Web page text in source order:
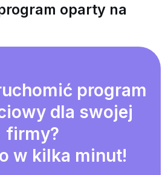
oparty na
program
dla swojej
firmy?
w kilka minut!